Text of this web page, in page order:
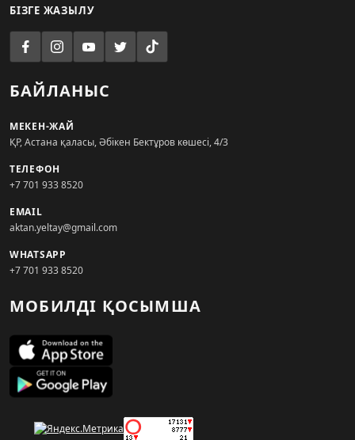
БІЗГЕ ЖАЗЫЛУ
БАЙЛАНЫС
МЕКЕН-ЖАЙ
ҚР, Астана қаласы, Әбікен Бектұров көшесі, 4/3
ТЕЛЕФОН
+7 701 933 8520
EMAIL
aktan.yeltay@gmail.com
WHATSAPP
+7 701 933 8520
МОБИЛДІ ҚОСЫМША